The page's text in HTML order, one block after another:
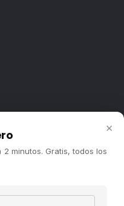
×
minutos. Gratis, todos los